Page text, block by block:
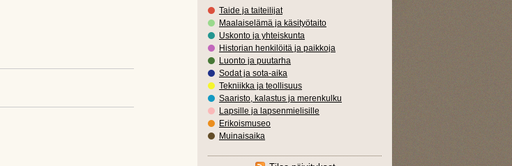
Taide ja taiteilijat
Maalaiselämä ja käsityötaito
Uskonto ja yhteiskunta
Historian henkilöitä ja paikkoja
Luonto ja puutarha
Sodat ja sota-aika
Tekniikka ja teollisuus
Saaristo, kalastus ja merenkulku
Lapsille ja lapsenmielisille
Erikoismuseo
Muinaisaika